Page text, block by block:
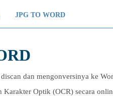
JPG TO WORD
dan mengonversinya ke
Karakter Optik (OCR) secara